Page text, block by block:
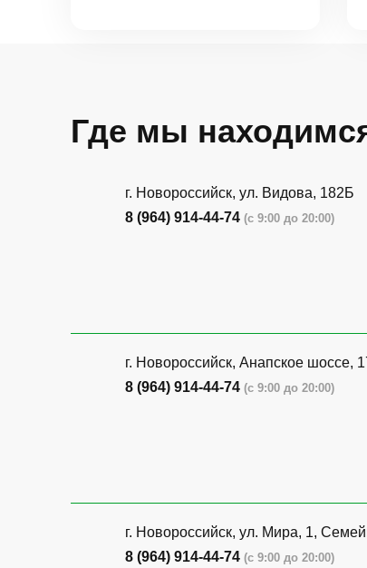
Где мы
г. Новороссийск, ул. Видова, 182Б
8 (964) 914-44-74 (с 9:00 до 20:00)
г. Новороссийск, Анапское шоссе,
8 (964) 914-44-74 (с 9:00 до 20:00)
г. Новороссийск, ул. Мира, 1,
8 (964) 914-44-74 (с 9:00 до 20:00)